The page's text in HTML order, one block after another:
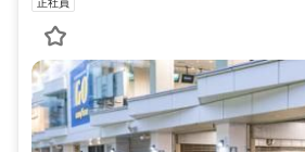
正社員